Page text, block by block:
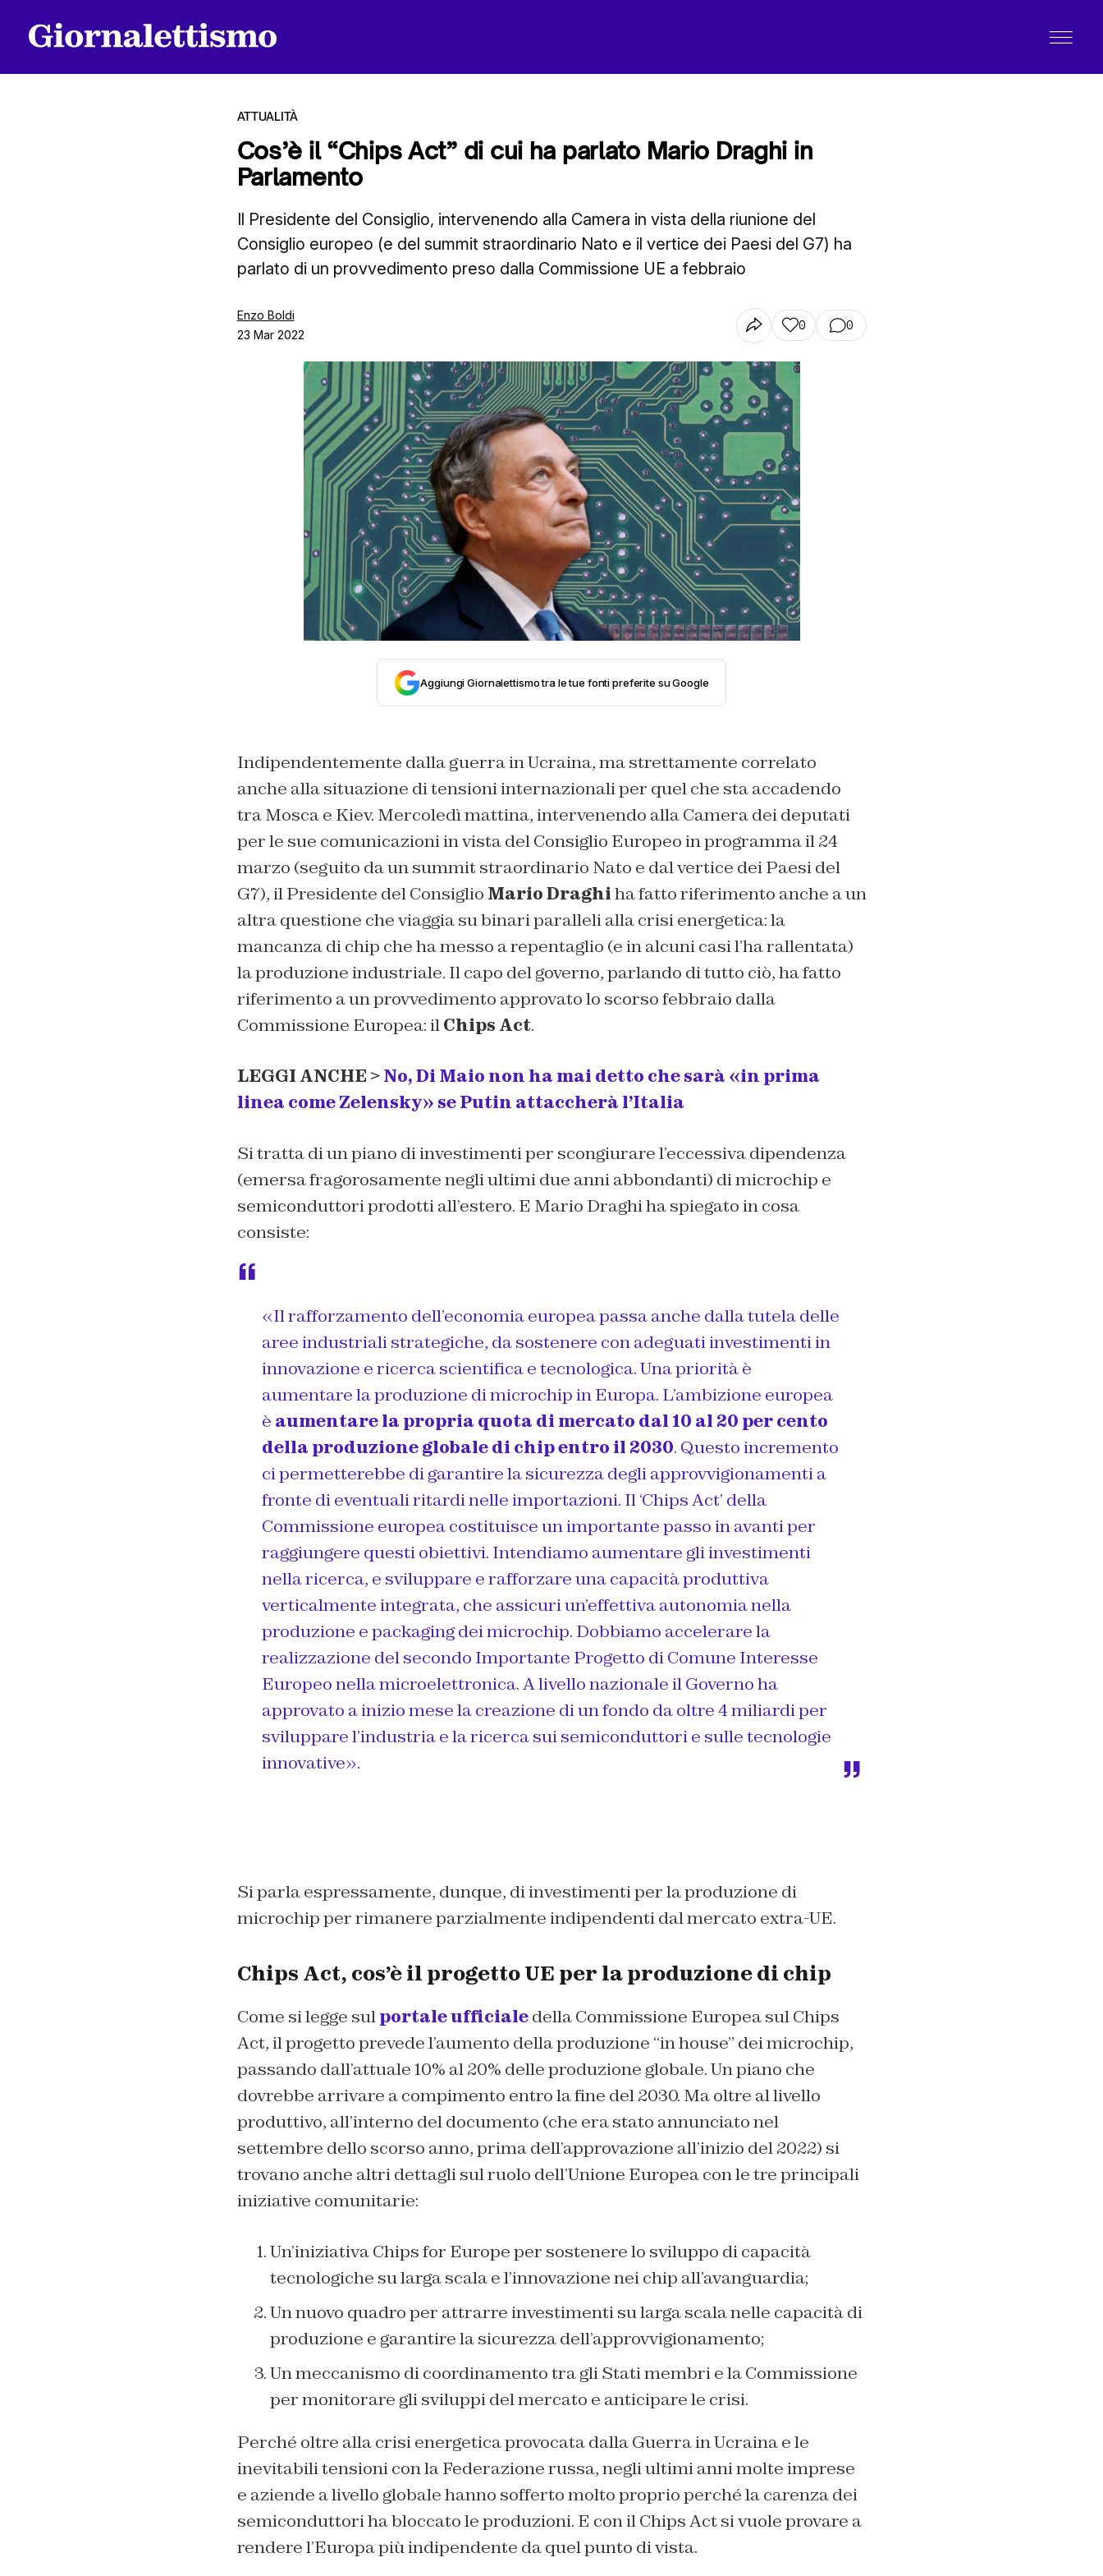
ATTUALITÀ
Cos’è il “Chips Act” di cui ha parlato Mario Draghi in
Parlamento
Il Presidente del Consiglio, intervenendo alla Camera in vista della riunione del
Consiglio europeo (e del summit straordinario Nato e il vertice dei Paesi del G7) ha
parlato di un provvedimento preso dalla Commissione UE a febbraio
Enzo Boldi
23 Mar 2022
0 0
Aggiungi Giornalettismo tra le tue fonti preferite su Google
Indipendentemente dalla guerra in Ucraina, ma strettamente correlato
anche alla situazione di tensioni internazionali per quel che sta accadendo
tra Mosca e Kiev. Mercoledì mattina, intervenendo alla Camera dei deputati
per le sue comunicazioni in vista del Consiglio Europeo in programma il 24
marzo (seguito da un summit straordinario Nato e dal vertice dei Paesi del
G7), il Presidente del Consiglio Mario Draghiha fatto riferimento anche a un
altra questione che viaggia su binari paralleli alla crisi energetica: la
mancanza di chip che ha messo a repentaglio (e in alcuni casi l’ha rallentata)
la produzione industriale. Il capo del governo, parlando di tutto ciò, ha fatto
riferimento a un provvedimento approvato lo scorso febbraio dalla
Commissione Europea: ilChips Act.
LEGGI ANCHE > No, Di Maio non ha mai detto che sarà «in prima
linea come Zelensky» se Putin attaccherà l’Italia
Si tratta di un piano di investimenti per scongiurare l’eccessiva dipendenza
(emersa fragorosamente negli ultimi due anni abbondanti) di microchip e
semiconduttori prodotti all’estero. E Mario Draghi ha spiegato in cosa
consiste:
«Il rafforzamento dell’economia europea passa anche dalla tutela delle
aree industriali strategiche, da sostenere con adeguati investimenti in
innovazione e ricerca scientifica e tecnologica. Una priorità è
aumentare la produzione di microchip in Europa. L’ambizione europea
è aumentare la propria quota di mercato dal 10 al 20 per cento
della produzione globale di chip entro il 2030. Questo incremento
ci permetterebbe di garantire la sicurezza degli approvvigionamenti a
fronte di eventuali ritardi nelle importazioni. Il ‘Chips Act’ della
Commissione europea costituisce un importante passo in avanti per
raggiungere questi obiettivi. Intendiamo aumentare gli investimenti
nella ricerca, e sviluppare e rafforzare una capacità produttiva
verticalmente integrata, che assicuri un’effettiva autonomia nella
produzione e packaging dei microchip. Dobbiamo accelerare la
realizzazione del secondo Importante Progetto di Comune Interesse
Europeo nella microelettronica. A livello nazionale il Governo ha
approvato a inizio mese la creazione di un fondo da oltre 4 miliardi per
sviluppare l’industria e la ricerca sui semiconduttori e sulle tecnologie
innovative».
Si parla espressamente, dunque, di investimenti per la produzione di
microchip per rimanere parzialmente indipendenti dal mercato extra-UE.
Chips Act, cos’è il progetto UE per la produzione di chip
Come si legge sulportale ufficialedella Commissione Europea sul Chips
Act, il progetto prevede l’aumento della produzione “in house” dei microchip,
passando dall’attuale 10% al 20% delle produzione globale. Un piano che
dovrebbe arrivare a compimento entro la fine del 2030. Ma oltre al livello
produttivo, all’interno del documento (che era stato annunciato nel
settembre dello scorso anno, prima dell’approvazione all’inizio del 2022) si
trovano anche altri dettagli sul ruolo dell’Unione Europea con le tre principali
iniziative comunitarie:
Un’iniziativa Chips for Europe per sostenere lo sviluppo di capacità
tecnologiche su larga scala e l’innovazione nei chip all’avanguardia;
Un nuovo quadro per attrarre investimenti su larga scala nelle capacità di
produzione e garantire la sicurezza dell’approvvigionamento;
Un meccanismo di coordinamento tra gli Stati membri e la Commissione
per monitorare gli sviluppi del mercato e anticipare le crisi.
Perché oltre alla crisi energetica provocata dalla Guerra in Ucraina e le
inevitabili tensioni con la Federazione russa, negli ultimi anni molte imprese
e aziende a livello globale hanno sofferto molto proprio perché la carenza dei
semiconduttori ha bloccato le produzioni. E con il Chips Act si vuole provare a
rendere l’Europa più indipendente da quel punto di vista.